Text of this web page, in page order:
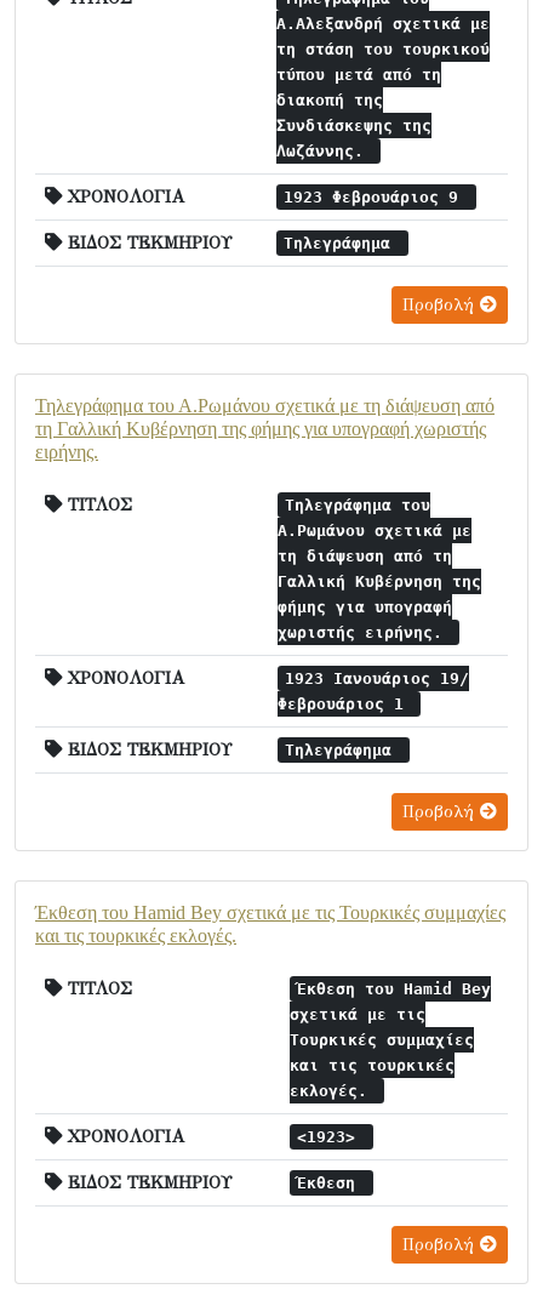
Α.Αλεξανδρή σχετικά με
τη στάση του τουρκικού
τύπου μετά από τη
διακοπή της
Συνδιάσκεψης της
Λωζάννης.
ΧΡΟΝΟΛΟΓΙΑ 1923 Φεβρουάριος 9
ΕΙΔΟΣ ΤΕΚΜΗΡΙΟΥ Τηλεγράφημα
Προβολή
Τηλεγράφημα του Α.Ρωμάνου σχετικά με τη διάψευση από
τη Γαλλική Κυβέρνηση της φήμης για υπογραφή χωριστής
ειρήνης.
ΤΙΤΛΟΣ
Τηλεγράφημα του
Α.Ρωμάνου σχετικά με
τη διάψευση από τη
Γαλλική Κυβέρνηση της
φήμης για υπογραφή
χωριστής ειρήνης.
ΧΡΟΝΟΛΟΓΙΑ
1923 Ιανουάριος 19/
Φεβρουάριος 1
ΕΙΔΟΣ ΤΕΚΜΗΡΙΟΥ Τηλεγράφημα
Προβολή
Έκθεση του Hamid Bey σχετικά με τις Τουρκικές συμμαχίες
και τις τουρκικές εκλογές.
ΤΙΤΛΟΣ
Έκθεση του Hamid Bey
σχετικά με τις
Τουρκικές συμμαχίες
και τις τουρκικές
εκλογές.
ΧΡΟΝΟΛΟΓΙΑ <1923>
ΕΙΔΟΣ ΤΕΚΜΗΡΙΟΥ Έκθεση
Προβολή